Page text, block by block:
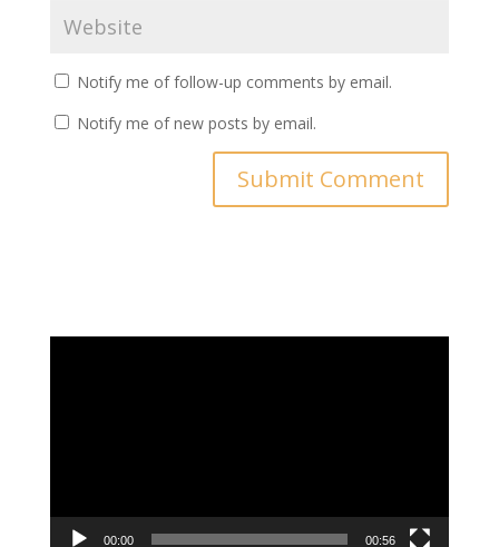
Notify me of follow-up comments by email.
Notify me of new posts by email.
00:00 00:56